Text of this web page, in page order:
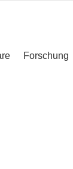
Forschung